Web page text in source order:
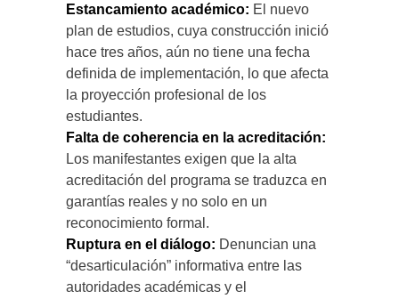
Estancamiento académico: El nuevo
plan de estudios, cuya construcción inició
hace tres años, aún no tiene una fecha
definida de implementación, lo que afecta
la proyección profesional de los
estudiantes.
Falta de coherencia en la acreditación:
Los manifestantes exigen que la alta
acreditación del programa se traduzca en
garantías reales y no solo en un
reconocimiento formal.
Ruptura en el diálogo: Denuncian una
“desarticulación” informativa entre las
autoridades académicas y el